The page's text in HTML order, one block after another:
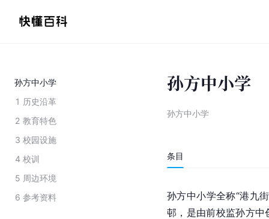
孙方中小学
1 历史沿革
2 教育特色
3 校园设施
4 校训
5 周边环境
6 参考资料
孙方中小学
孙方中小学
条目
孙方中小学全称“港九
邨，是由前校监孙方